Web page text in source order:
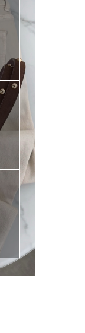
Blusas